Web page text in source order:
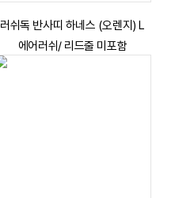
러쉬독 반사띠 하네스 (오렌지) L
에어러쉬/ 리드줄 미포함